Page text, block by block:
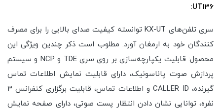
UT136:
سری تلفن‌های KX-UT توانسته کیفیت صدای بالایی را برای مصرف
کنندگان خود به ارمغان آورد. مطلوب است ذکر چندین ویژگی این
محصول: قابلیت یکپارچه‌سازی بر روی سری TDE و NCP و سیستم
پردازش صوت پاناسونیک، دارای قابلیت نمایش اطلاعات تماس
گیرنده، CALLER ID و اطلاعات تماس، قابلیت برگزاری کنفرانس 3
نفره، توانایی نشان دادن انتظار پست صوتی، دارای صفحه نمایش